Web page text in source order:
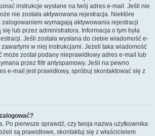
instrukcje wysłane na twój adres e-mail. Jeśli nie
nie została aktywowana rejestracja. Niektóre
wymagają aktywowania rejestracji
lub przez administratora. Informacja o tym była
Jeśli została wysłana do ciebie wiadomość e-
w niej instrukcjami. Jeżeli taka wiadomość
może został podany nieprawidłowy adres e-mail lub
przez filtr antyspamowy. Jeśli na pewno
e-mail jest prawidłowy, spróbuj skontaktować się z
Po pierwsze sprawdź, czy twoja nazwa użytkownika
są prawidłowe, skontaktuj się z właścicielem